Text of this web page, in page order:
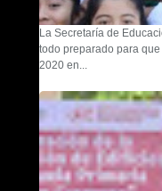
La Secretaría de
todo preparado para
2020 en...